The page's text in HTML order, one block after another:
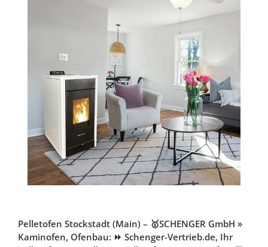
Pelletofen Stockstadt (Main) – 🥇SCHENGER GmbH »
Kaminofen, Ofenbau: ⏩ Schenger-Vertrieb.de, Ihr